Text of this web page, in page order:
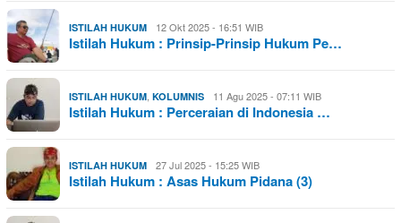
ISTILAH HUKUM 12 Okt 2025 - 16:51 WIB
Istilah Hukum : Prinsip-Prinsip Hukum Pe…
ISTILAH HUKUM KOLUMNIS 11 Agu 2025 - 07:11 WIB
Istilah Hukum : Perceraian di Indonesia …
ISTILAH HUKUM 27 Jul 2025 - 15:25 WIB
Istilah Hukum : Asas Hukum Pidana (3)